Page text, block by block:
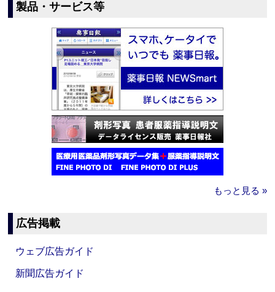
製品・サービス等
もっと見る »
広告掲載
ウェブ広告ガイド
新聞広告ガイド